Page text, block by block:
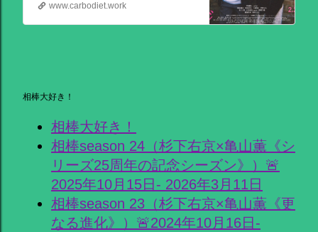
www.carbodiet.work
相棒大好き！
相棒大好き！
相棒season 24（杉下右京×亀山薫《シ
リーズ25周年の記念シーズン》）🚨
2025年10月15日- 2026年3月11日
相棒season 23（杉下右京×亀山薫《更
なる進化》）🚨2024年10月16日-